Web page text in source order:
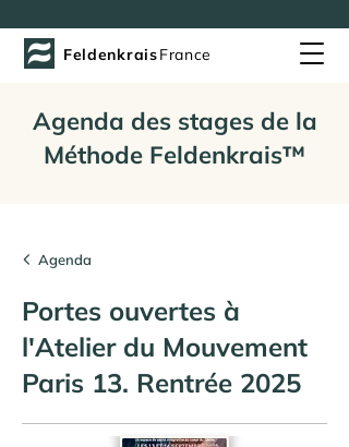
FeldenkraisFrance
Agenda des stages de la
Méthode Feldenkrais™
Agenda
Portes ouvertes à
l'Atelier du Mouvement
Paris 13. Rentrée 2025